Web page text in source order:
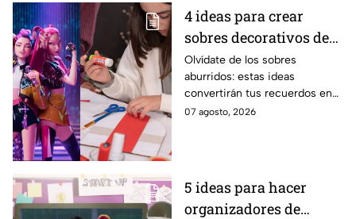
4 ideas para crear
sobres decorativos de
Huntrix para guardar
cartas y stickers
Olvídate de los sobres
aburridos: estas ideas
convertirán tus recuerdos en
un accesorio digno de una fan
07 agosto, 2026
5 ideas para hacer
organizadores de